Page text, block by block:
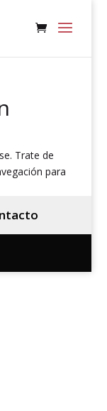
Trate de
para